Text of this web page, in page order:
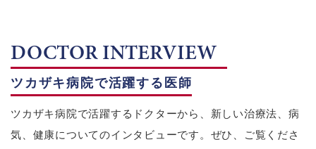
DOCTOR INTERVIEW
ツカザキ病院で活躍する医師
ツカザキ病院で活躍するドクターから、新しい治療法、病
気、健康についてのインタビューです。ぜひ、ご覧くださ